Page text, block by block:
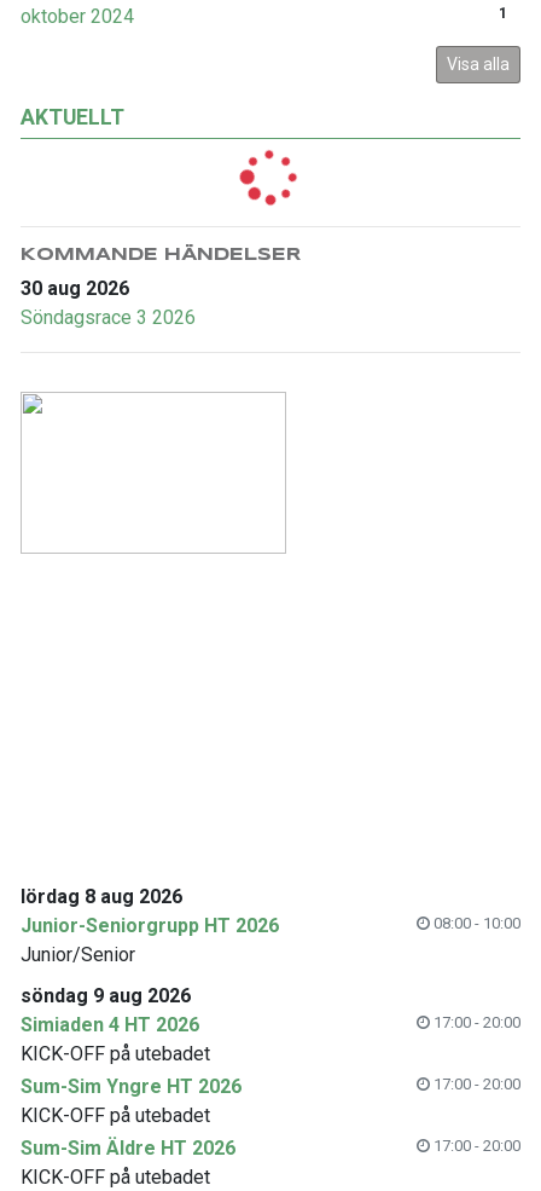
oktober 2024 1
Visa alla
AKTUELLT
KOMMANDE HÄNDELSER
30 aug 2026
Söndagsrace 3 2026
lördag 8 aug 2026
Junior-Seniorgrupp HT 2026
08:00 - 10:00
Junior/Senior
söndag 9 aug 2026
Simiaden 4 HT 2026
17:00 - 20:00
KICK-OFF på utebadet
Sum-Sim Yngre HT 2026
17:00 - 20:00
KICK-OFF på utebadet
Sum-Sim Äldre HT 2026
17:00 - 20:00
KICK-OFF på utebadet